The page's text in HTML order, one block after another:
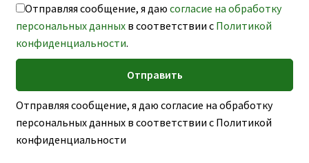
Отправляя сообщение, я даю согласие на обработку
персональных данныхв соответствии с Политикой
конфиденциальности.
Отправляя сообщение, я даю согласие на обработку
персональных данных в соответствии с Политикой
конфиденциальности